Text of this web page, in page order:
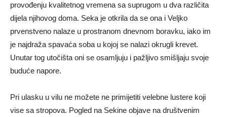
provođenju kvalitetnog vremena sa suprugom u dva različita
dijela njihovog doma. Seka je otkrila da se ona i Veljko
prvenstveno nalaze u prostranom dnevnom boravku, iako im
je najdraža spavaća soba u kojoj se nalazi okrugli krevet.
Unutar tog utočišta oni se osamljuju i pažljivo smišljaju svoje
buduće napore.
Pri ulasku u vilu ne možete ne primijetiti velebne lustere koji
vise sa stropova. Pogled na Sekine objave na društvenim